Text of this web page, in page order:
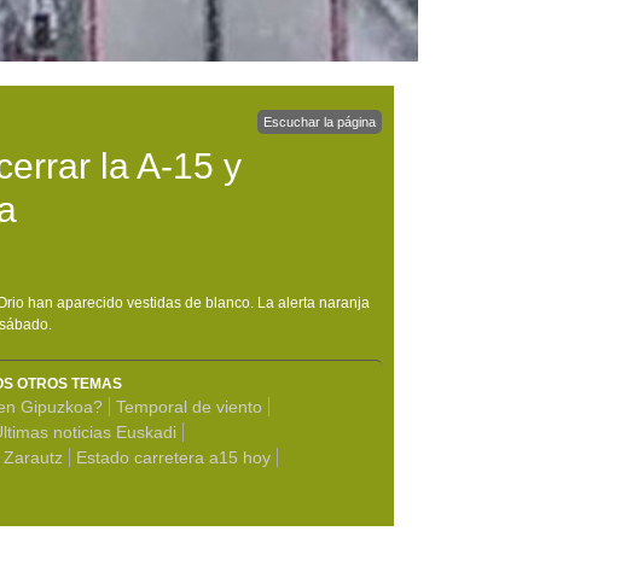
Escuchar la página
la A-15 y
han aparecido vestidas de blanco. La alerta naranja
OTROS TEMAS
Gipuzkoa?
Temporal de viento
noticias Euskadi
Zarautz
Estado carretera a15 hoy